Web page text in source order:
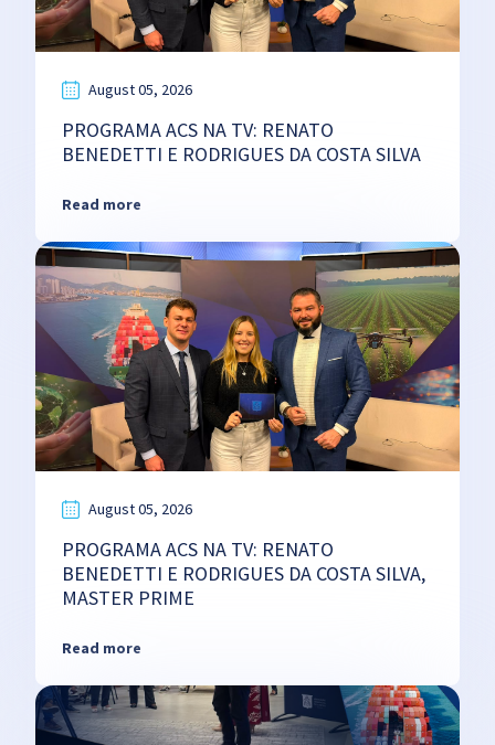
August 05, 2026
PROGRAMA ACS NA TV: RENATO
BENEDETTI E RODRIGUES DA COSTA SILVA
Read more
August 05, 2026
PROGRAMA ACS NA TV: RENATO
BENEDETTI E RODRIGUES DA COSTA SILVA,
MASTER PRIME
Read more